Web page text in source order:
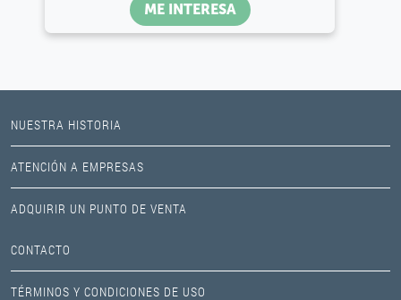
ME INTERESA
NUESTRA HISTORIA
ATENCIÓN A EMPRESAS
ADQUIRIR UN PUNTO DE VENTA
CONTACTO
TÉRMINOS Y CONDICIONES DE USO